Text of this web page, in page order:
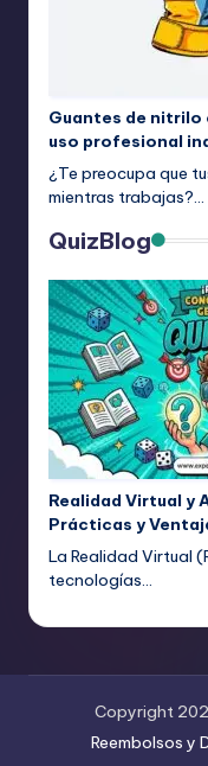
Guantes de nitrilo
uso profesional
¿Te preocupa que
mientras trabajas?…
QuizBlog
Realidad Virtual y
Prácticas y
La Realidad Virtual
tecnologías…
Copyright
Reembolsos y